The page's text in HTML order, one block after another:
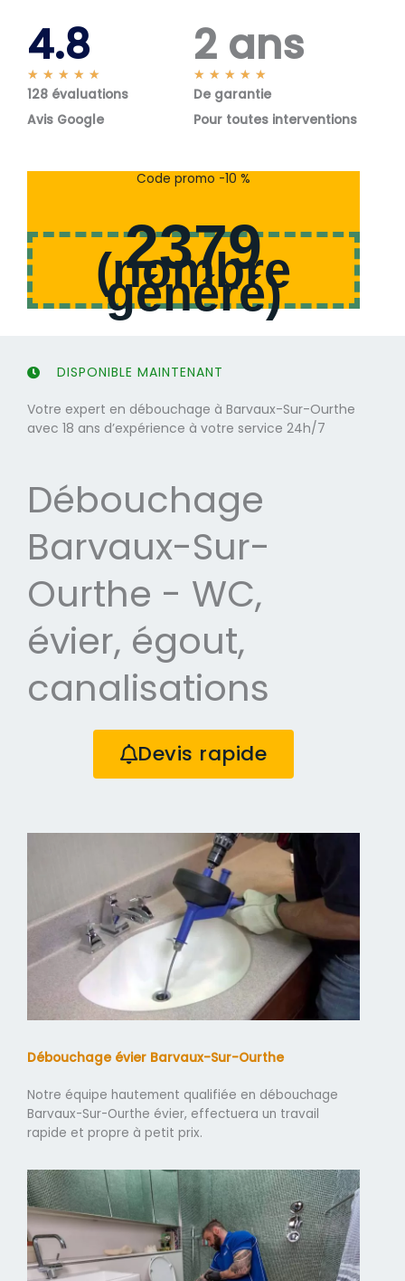
4.8
★ ★ ★ ★ ★
o
s
128 évaluations
Avis Google
2 ans
★ ★ ★ ★ ★
o
s
De garantie
Pour toutes interventions
Code promo -10 %
2379
(nombre
généré)
DISPONIBLE MAINTENANT
Votre expert en débouchage à Barvaux-Sur-Ourthe
avec 18 ans d’expérience à votre service 24h/7
Débouchage
Barvaux-Sur-
Ourthe - WC,
évier, égout,
canalisations
Devis rapide
Débouchage évier Barvaux-Sur-Ourthe
Notre équipe hautement qualifiée en débouchage
Barvaux-Sur-Ourthe évier, effectuera un travail
rapide et propre à petit prix.